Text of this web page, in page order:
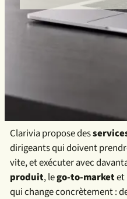
Clarivia propose des
dirigeants qui doivent
vite, et exécuter avec
produit, lego-to-marketet
qui change concrètement :